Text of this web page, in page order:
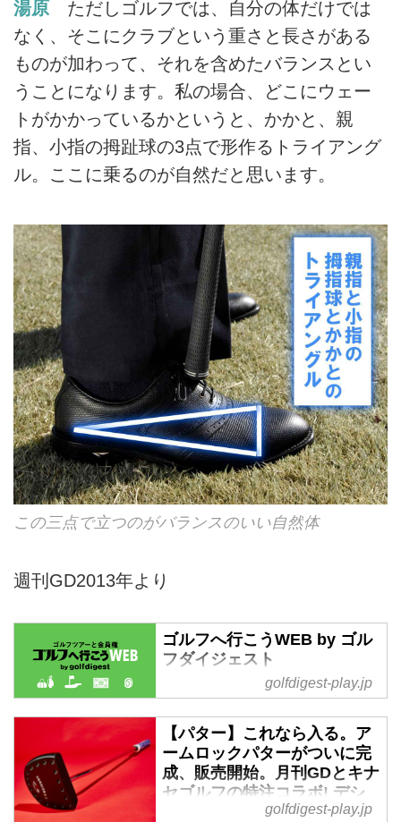
湯原 ただしゴルフでは、自分の体だけでは
なく、そこにクラブという重さと長さがある
ものが加わって、それを含めたバランスとい
うことになります。私の場合、どこにウェー
トがかかっているかというと、かかと、親
指、小指の拇趾球の3点で形作るトライアング
ル。ここに乗るのが自然だと思います。
この三点で立つのがバランスのいい自然体
週刊GD2013年より
ゴルフへ行こうWEB by ゴル
フダイジェスト
国内ゴルフ旅行、ハワイ・アメリ
州・タイ・ベトナム…海外ゴルフ
旅行をご案内。ゴルフ会員権の売
買、ゴルフダイジェストだけのお
得なメンバーシップ情報。初心者
から上級者まで楽しめる厳選ゴル
golfdigest-play.jp
【パター】これなら入る。ア
ームロックパターがついに完
成、販売開始。月刊GDとキナ
セゴルフの特注コラボ! デシ
ャンボーへ手渡しに行っちゃ
golfdigest-play.jp